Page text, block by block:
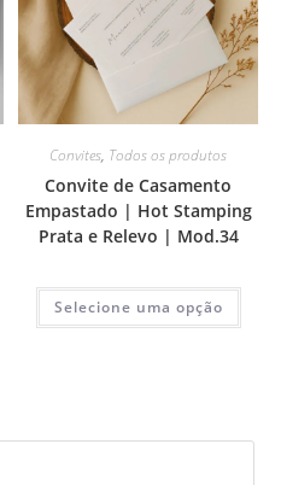
Convites, Todos os produtos
Convite de Casamento
Empastado | Hot Stamping
Prata e Relevo | Mod.34
Selecione uma opção